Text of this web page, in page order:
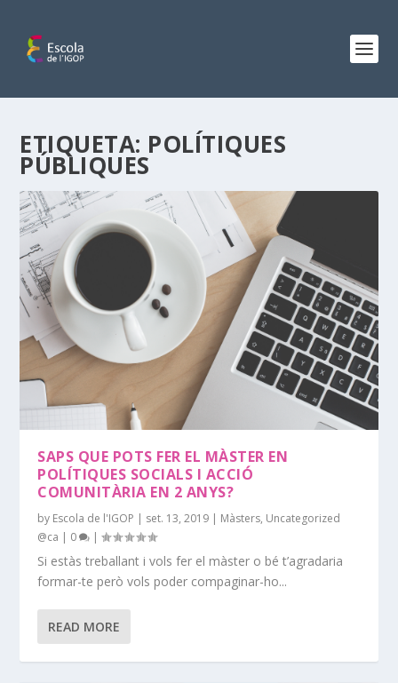
ETIQUETA: POLÍTIQUES
PÚBLIQUES
SAPS QUE POTS FER EL MÀSTER EN
POLÍTIQUES SOCIALS I ACCIÓ
COMUNITÀRIA EN 2 ANYS?
by Escola de l'IGOP | set. 13, 2019 | Màsters, Uncategorized
@ca | 0 |
Si estàs treballant i vols fer el màster o bé t’agradaria
formar-te però vols poder compaginar-ho...
READ MORE